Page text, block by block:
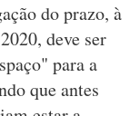
do prazo, à
deve ser
para a
que antes